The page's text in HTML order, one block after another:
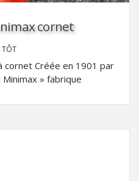
cornet
TÔT
cornet Créée en 1901 par
» fabrique